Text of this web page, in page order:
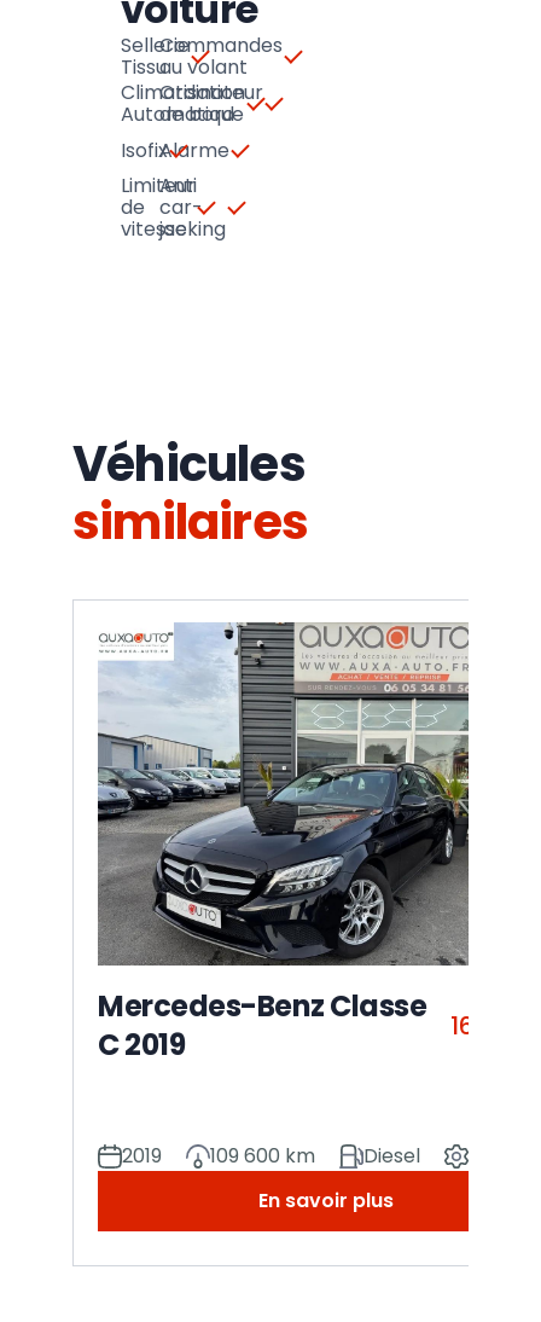
Sellerie
Tissu
Commandes
au volant
Climatisation
Automatique
Ordinateur
de bord
IsofixAlarme
Limiteur
de
vitesse
Anti
car-
jacking
Véhicules
similaires
Mercedes-Benz Classe
C 2019
16 990
2019 109 600 km Diesel
En savoir plus